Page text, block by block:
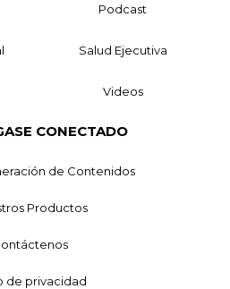
Podcast
Salud Ejecutiva
Videos
CONECTADO
de Contenidos
Productos
de privacidad